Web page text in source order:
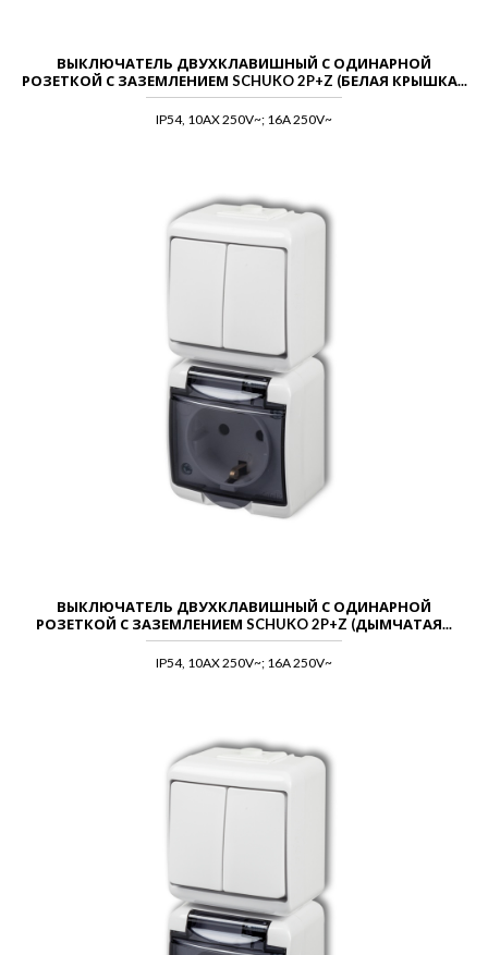
ВЫКЛЮЧАТЕЛЬ ДВУХКЛАВИШНЫЙ С ОДИНАРНОЙ
РОЗЕТКОЙ С ЗАЗЕМЛЕНИЕМ SCHUKO 2P+Z (БЕЛАЯ КРЫШКА...
IP54, 10AX 250V~; 16A 250V~
ВЫКЛЮЧАТЕЛЬ ДВУХКЛАВИШНЫЙ С ОДИНАРНОЙ
РОЗЕТКОЙ С ЗАЗЕМЛЕНИЕМ SCHUKO 2P+Z (ДЫМЧАТАЯ...
IP54, 10AX 250V~; 16A 250V~